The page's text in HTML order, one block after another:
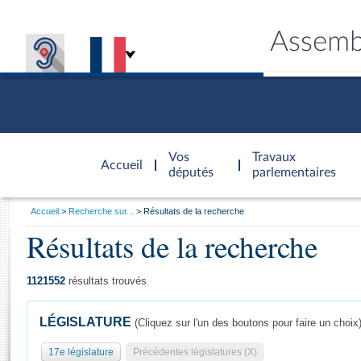
Accueil
d'accueil
Vos
députés
Travaux
parlementaires
Général
Vous
Accueil Recherche sur... Résultats de la recherche
Résultats de la recherche
1121552 résultats trouvés
LÉGISLATURE (Cliquez sur l'un des boutons pour faire un choix)
17e législature Précédentes législatures (X)